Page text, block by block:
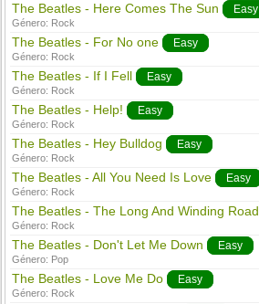
The Beatles - Here Comes The Sun Easy
Género: Rock
The Beatles - For No one Easy
Género: Rock
The Beatles - If I Fell Easy
Género: Rock
The Beatles - Help! Easy
Género: Rock
The Beatles - Hey Bulldog Easy
Género: Rock
The Beatles - All You Need Is Love Easy
Género: Rock
The Beatles - The Long And Winding Road
Género: Rock
The Beatles - Don't Let Me Down Easy
Género: Pop
The Beatles - Love Me Do Easy
Género: Rock